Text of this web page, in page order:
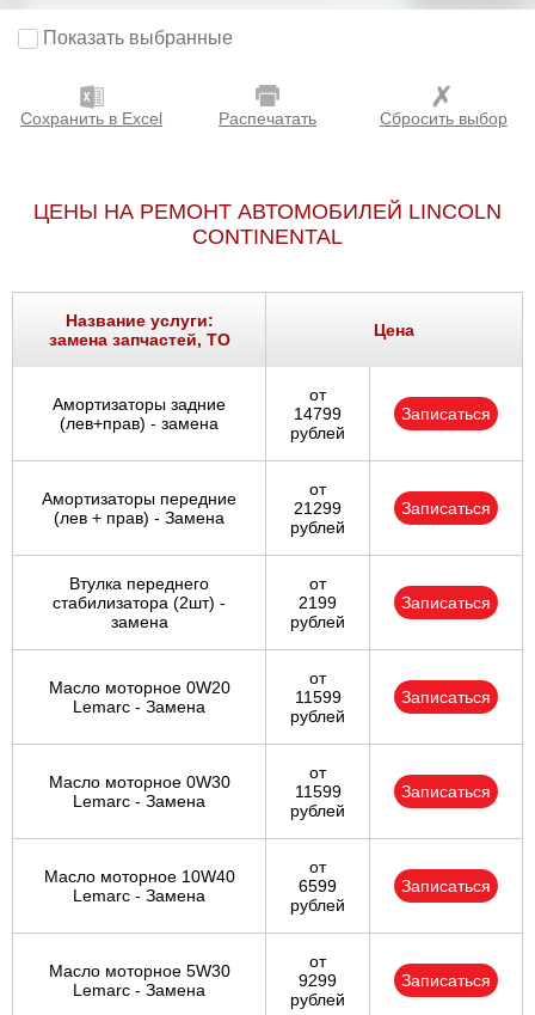
Показать выбранные
Сохранить в Excel Распечатать Сбросить выбор
ЦЕНЫ НА РЕМОНТ АВТОМОБИЛЕЙ LINCOLN
CONTINENTAL
Название услуги:
замена запчастей, ТО
Цена
Амортизаторы задние
(лев+прав) - замена
от
14799
рублей
Записаться
Амортизаторы передние
(лев + прав) - Замена
от
21299
рублей
Записаться
Втулка переднего
стабилизатора (2шт) -
замена
от
2199
рублей
Записаться
Масло моторное 0W20
Lemarc - Замена
от
11599
рублей
Записаться
Масло моторное 0W30
Lemarc - Замена
от
11599
рублей
Записаться
Масло моторное 10W40
Lemarc - Замена
от
6599
рублей
Записаться
Масло моторное 5W30
Lemarc - Замена
от
9299
рублей
Записаться